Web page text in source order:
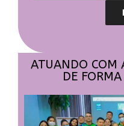
ATUANDO COM
DE